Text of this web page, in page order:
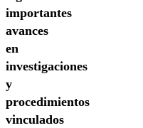
importantes
avances
en
investigaciones
y
procedimientos
vinculados